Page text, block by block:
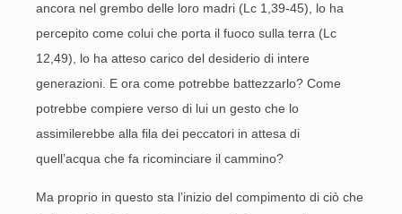
ancora nel grembo delle loro madri (Lc 1,39-45), lo ha
percepito come colui che porta il fuoco sulla terra (Lc
12,49), lo ha atteso carico del desiderio di intere
generazioni. E ora come potrebbe battezzarlo? Come
potrebbe compiere verso di lui un gesto che lo
assimilerebbe alla fila dei peccatori in attesa di
quell’acqua che fa ricominciare il cammino?
Ma proprio in questo sta l’inizio del compimento di ciò che